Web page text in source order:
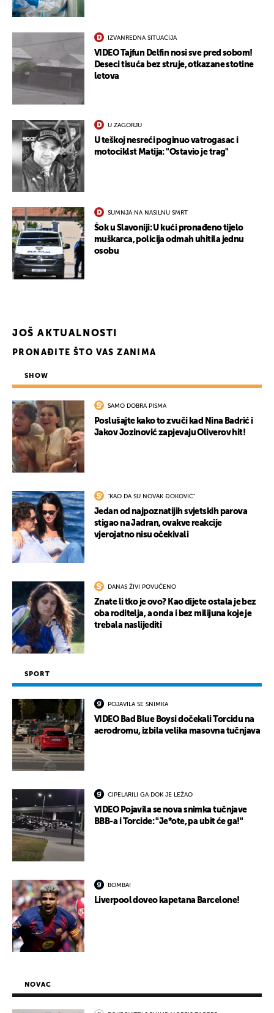
IZVANREDNA SITUACIJA
VIDEO Tajfun Delfin nosi sve pred sobom!
Deseci tisuća bez struje, otkazane stotine
letova
U ZAGORJU
U teškoj nesreći poginuo vatrogasac i
motociklst Matija: "Ostavio je trag"
SUMNJA NA NASILNU SMRT
Šok u Slavoniji: U kući pronađeno tijelo
muškarca, policija odmah uhitila jednu
osobu
JOŠ AKTUALNOSTI
PRONAĐITE ŠTO VAS ZANIMA
SHOW
SAMO DOBRA PISMA
Poslušajte kako to zvuči kad Nina Badrić i
Jakov Jozinović zapjevaju Oliverov hit!
"KAO DA SU NOVAK ĐOKOVIĆ"
Jedan od najpoznatijih svjetskih parova
stigao na Jadran, ovakve reakcije
vjerojatno nisu očekivali
DANAS ŽIVI POVUČENO
Znate li tko je ovo? Kao dijete ostala je bez
oba roditelja, a onda i bez milijuna koje je
trebala naslijediti
SPORT
POJAVILA SE SNIMKA
VIDEO Bad Blue Boysi dočekali Torcidu na
aerodromu, izbila velika masovna tučnjava
CIPELARILI GA DOK JE LEŽAO
VIDEO Pojavila se nova snimka tučnjave
BBB-a i Torcide: "Je*ote, pa ubit će ga!"
BOMBA!
Liverpool doveo kapetana Barcelone!
NOVAC
UKLJUČITE NOTIFIKACIJE